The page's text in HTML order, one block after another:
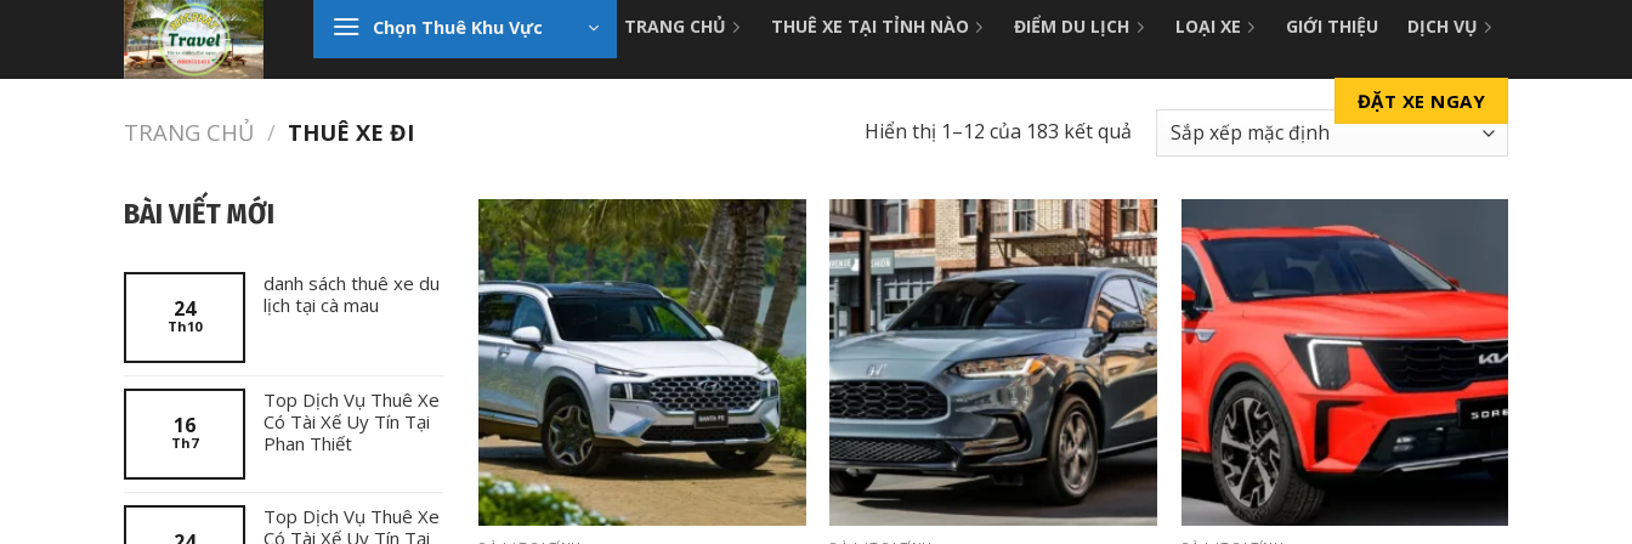
content
Chọn Thuê Khu Vực TRANG CHỦ THUÊ XE TẠI TỈNH NÀO ĐIỂM DU LỊCH LOẠI XE GIỚI THIỆU DỊCH VỤ
ĐẶT XE NGAY
TRANG CHỦ / THUÊ XE ĐI Hiển thị 1–12 của 183 kết quả
BÀI VIẾT MỚI
24
Th10
danh sách thuê xe du
lịch tại cà mau
16
Th7
Top Dịch Vụ Thuê Xe
Có Tài Xế Uy Tín Tại
Phan Thiết
Top Dịch Vụ Thuê Xe
Có Tài Xế Uy Tín Tại